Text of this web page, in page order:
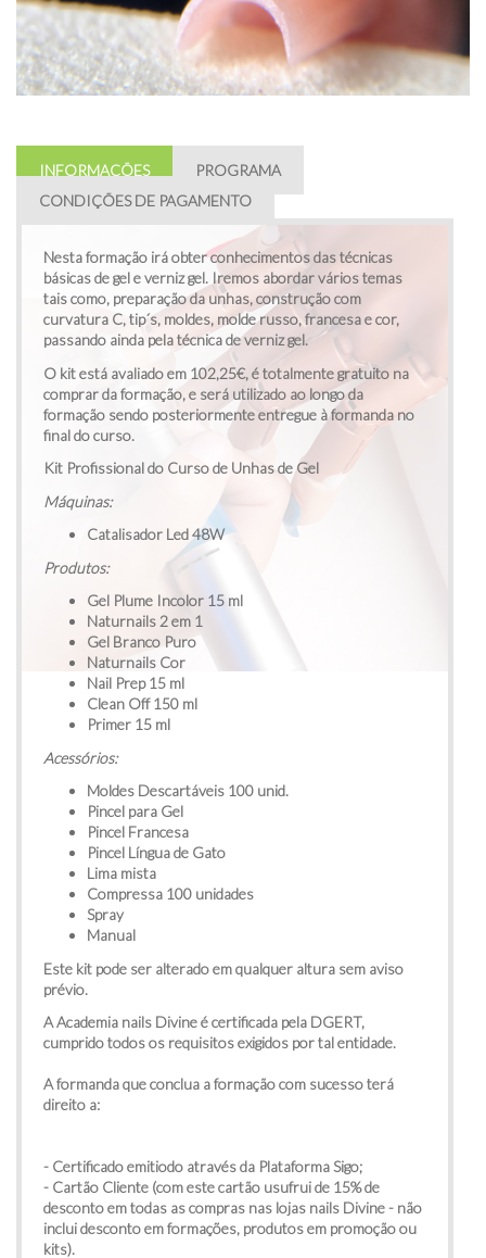
INFORMAÇÕES
PROGRAMA
CONDIÇÕES DE PAGAMENTO
Nesta formação irá obter conhecimentos das técnicas
básicas de gel e verniz gel. Iremos abordar vários temas
tais como, preparação da unhas, construção com
curvatura C, tip´s, moldes, molde russo, francesa e cor,
passando ainda pela técnica de verniz gel.
O kit está avaliado em 102,25€, é totalmente gratuito na
comprar da formação, e será utilizado ao longo da
formação sendo posteriormente entregue à formanda no
final do curso.
Kit Profissional do Curso de Unhas de Gel
Máquinas:
Catalisador Led 48W
Produtos:
Gel Plume Incolor 15 ml
Naturnails 2 em 1
Gel Branco Puro
Naturnails Cor
Nail Prep 15 ml
Clean Off 150 ml
Primer 15 ml
Acessórios:
Moldes Descartáveis 100 unid.
Pincel para Gel
Pincel Francesa
Pincel Língua de Gato
Lima mista
Compressa 100 unidades
Spray
Manual
Este kit pode ser alterado em qualquer altura sem aviso
prévio.
A Academia nails Divine é certificada pela DGERT,
cumprido todos os requisitos exigidos por tal entidade.
A formanda que conclua a formação com sucesso terá
direito a:
- Certificado emitiodo através da Plataforma Sigo;
- Cartão Cliente (com este cartão usufrui de 15% de
desconto em todas as compras nas lojas nails Divine - não
inclui desconto em formações, produtos em promoção ou
kits).